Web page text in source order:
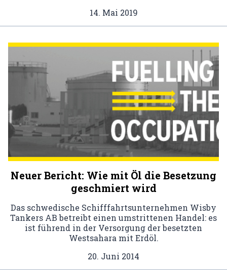
14. Mai 2019
Neuer Bericht: Wie mit Öl die Besetzung
geschmiert wird
Das schwedische Schifffahrtsunternehmen Wisby
Tankers AB betreibt einen umstrittenen Handel: es
ist führend in der Versorgung der besetzten
Westsahara mit Erdöl.
20. Juni 2014